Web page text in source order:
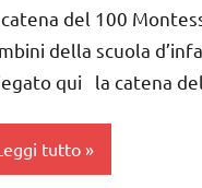
GLI
ETA'
GLI
ETA'
catena del 100
della scuola
qui la catena
tutto